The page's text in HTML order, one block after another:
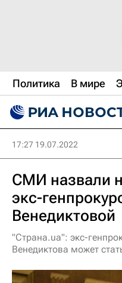
Политика В мире
17:27 19.07.2022
СМИ назвали
экс-
Венедиктовой
"Страна.ua": экс-
Венедиктова может